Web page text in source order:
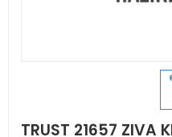
TRUST 21657 ZIVA